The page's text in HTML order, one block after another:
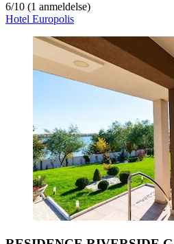
6/10 (1 anmeldelse)
Hotel Europolis